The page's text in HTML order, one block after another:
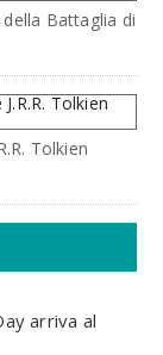
Battaglia di
Tolkien
arriva al